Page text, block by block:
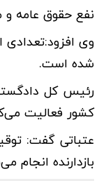
نفع حقوق عامه
وی
شده است.
رئیس کل
کشور فعالیت
عتباتی گفت:
بازدارنده انجام